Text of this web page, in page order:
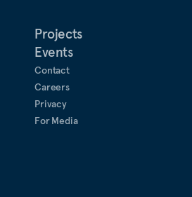
Projects
Events
Contact
Careers
Privacy
For Media